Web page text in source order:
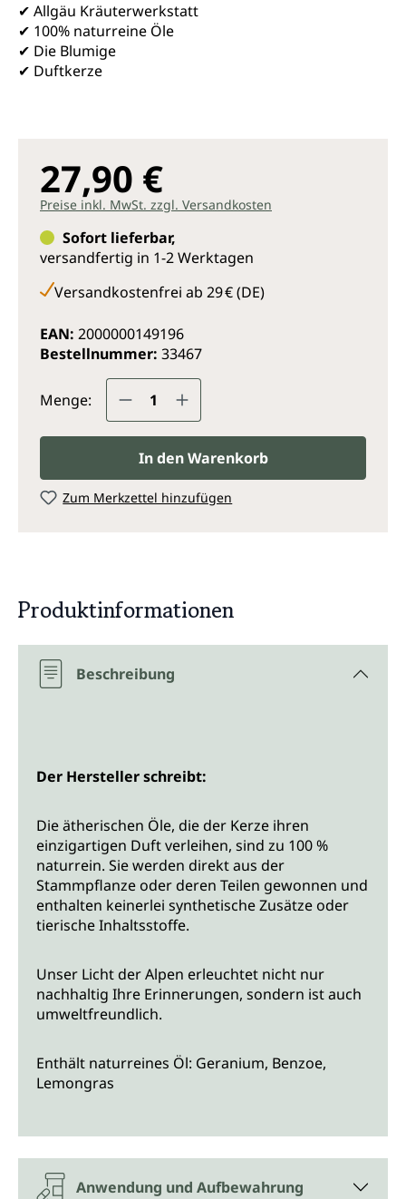
✔ Allgäu Kräuterwerkstatt
✔ 100% naturreine Öle
✔ Die Blumige
✔ Duftkerze
27,90 €
Preise inkl. MwSt. zzgl. Versandkosten
Sofort lieferbar,
versandfertig in 1-2 Werktagen
Versandkostenfrei ab 29 € (DE)
EAN: 2000000149196
Bestellnummer: 33467
Menge: Produkt Anzahl: Gib den
In den Warenkorb
Zum Merkzettel hinzufügen
Produktinformationen
Beschreibung
Der Hersteller schreibt:
Die ätherischen Öle, die der Kerze ihren
einzigartigen Duft verleihen, sind zu 100 %
naturrein. Sie werden direkt aus der
Stammpflanze oder deren Teilen gewonnen und
enthalten keinerlei synthetische Zusätze oder
tierische Inhaltsstoffe.
Unser Licht der Alpen erleuchtet nicht nur
nachhaltig Ihre Erinnerungen, sondern ist auch
umweltfreundlich.
Enthält naturreines Öl: Geranium, Benzoe,
Lemongras
Anwendung und Aufbewahrung